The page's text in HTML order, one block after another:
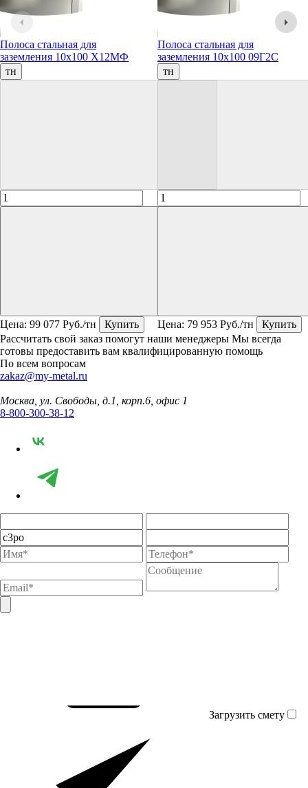
Полоса стальная для
заземления 10х100 Х12МФ
тн
Цена: 99 077 Руб./тн Купить
Полоса стальная для
заземления 10х100 09Г2С
тн
Цена: 79 953 Руб./тн
Купить
Рассчитать свой заказ помогут наши менеджеры Мы всегда
готовы предоставить вам квалифицированную помощь
По всем вопросам
zakaz@my-metal.ru
Москва, ул. Свободы, д.1, корп.6, офис 1
8-800-300-38-12
Загрузить смету